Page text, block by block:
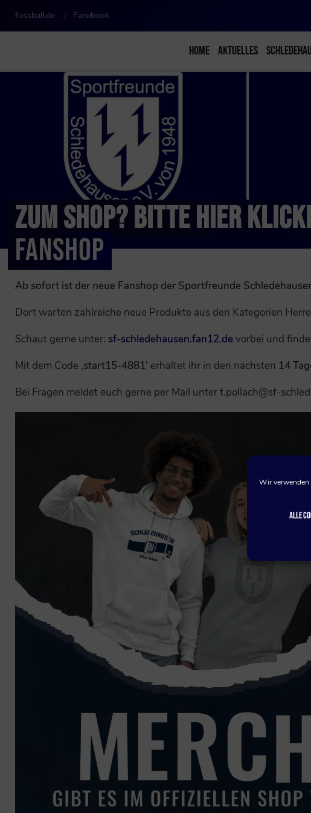
Wir verwenden
Alle
fussball.de Facebook
HOME AKTUELLES
ZUM SHOP? BITTE HIER
FANSHOP
Ab sofort ist der neue Fanshop der Sportfreunde
Dort warten zahlreiche neue Produkte aus den Kategorien
Schaut gerne unter: sf-schledehausen.fan12.de vorbei und
Mit dem Code ‚start15-4881′ erhaltet ihr in den nächsten 14
Bei Fragen meldet euch gerne per Mail unter t.pollach@sf-